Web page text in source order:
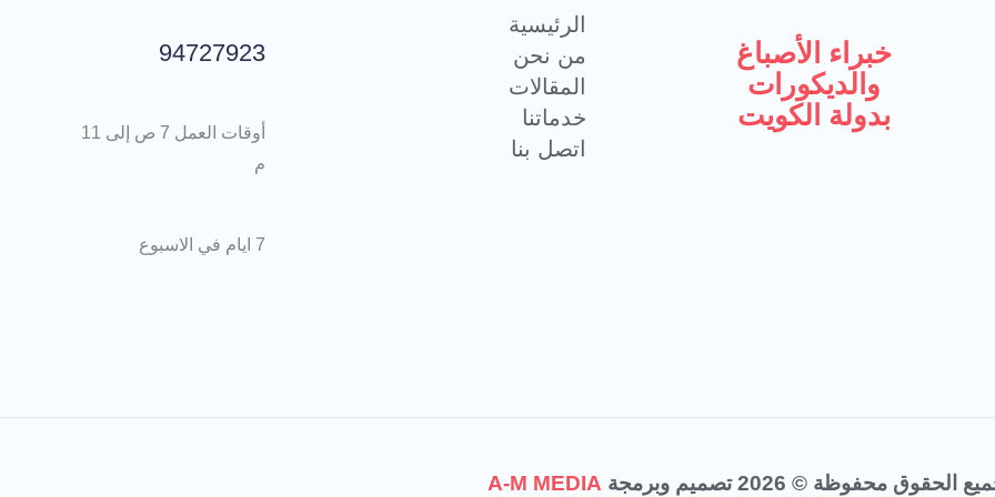
خبراء الأصباغ
والديكورات
بدولة الكويت
الرئيسية
من نحن
المقالات
خدماتنا
اتصل بنا
94727923
أوقات العمل 7 ص إلى 11
م
7 ايام في الاسبوع
الحقوق محفوظة © 2026 تصميم وبرمجة A-M MEDIA